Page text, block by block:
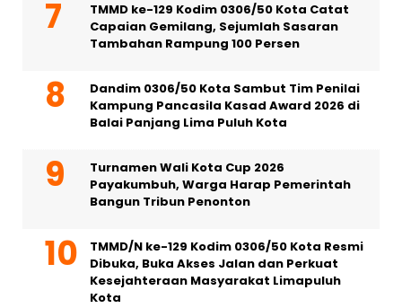
TMMD ke-129 Kodim 0306/50 Kota Catat
Capaian Gemilang, Sejumlah Sasaran
Tambahan Rampung 100 Persen
Dandim 0306/50 Kota Sambut Tim Penilai
Kampung Pancasila Kasad Award 2026 di
Balai Panjang Lima Puluh Kota
Turnamen Wali Kota Cup 2026
Payakumbuh, Warga Harap Pemerintah
Bangun Tribun Penonton
TMMD/N ke-129 Kodim 0306/50 Kota Resmi
Dibuka, Buka Akses Jalan dan Perkuat
Kesejahteraan Masyarakat Limapuluh
Kota